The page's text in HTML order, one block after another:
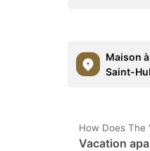
Maison
Saint-
How Does The
Vacation